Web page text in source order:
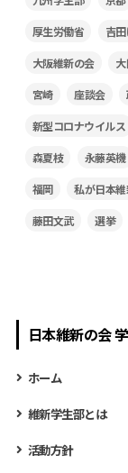
厚生労働省 吉
大阪維新の会
宮崎 座談会
新型コロナウイルス
森夏枝 永藤英機
福岡 私が日本
藤田文武 選挙
日本維新の会
ホーム
維新学生部とは
活動方針